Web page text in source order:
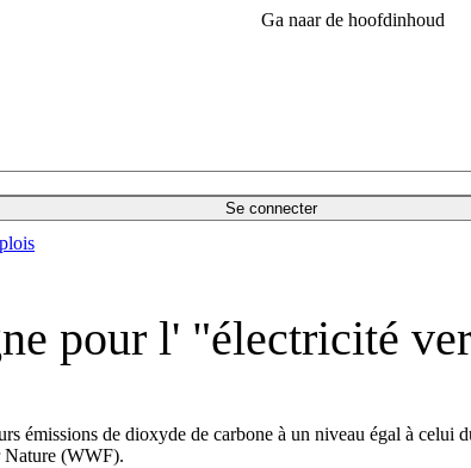
Ga naar de hoofdinhoud
Se connecter
pour l' "électricité
émissions de dioxyde de carbone à un niveau égal à celui
Nature (WWF).